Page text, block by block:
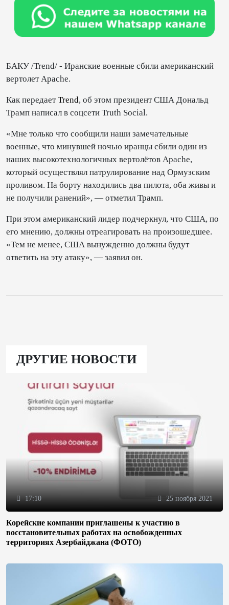
БАКУ /Trend/ - Иранские военные сбили американский
вертолет Apache.
Как передаетTrend, об этом президент США Дональд
Трамп написал в соцсети Truth Social.
«Мне только что сообщили наши замечательные
военные, что минувшей ночью иранцы сбили один из
наших высокотехнологичных вертолётов Apache,
который осуществлял патрулирование над Ормузским
проливом. На борту находились два пилота, оба живы и
не получили ранений», — отметил Трамп.
При этом американский лидер подчеркнул, что США, по
его мнению, должны отреагировать на произошедшее.
«Тем не менее, США вынужденно должны будут
ответить на эту атаку», — заявил он.
ДРУГИЕ НОВОСТИ
17:10 25 ноября 2021
Корейские компании приглашены к участию в
восстановительных работах на освобожденных
территориях Азербайджана (ФОТО)